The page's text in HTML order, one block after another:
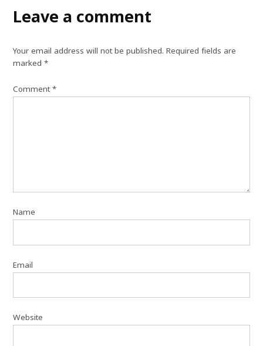
Leave a comment
Your email address will not be published. Required fields are
marked*
Comment*
Name
Email
Website